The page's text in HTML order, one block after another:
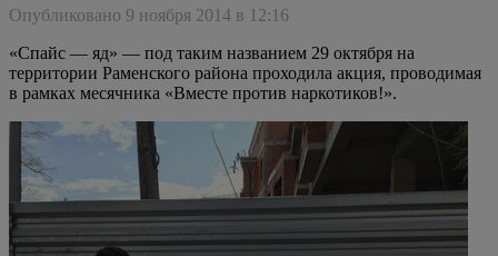
Опубликовано 9 ноября 2014 в 12:16
«Спайс — яд» — под таким названием 29 октября на
территории Раменского района проходила акция, проводимая
в рамках месячника «Вместе против наркотиков!».